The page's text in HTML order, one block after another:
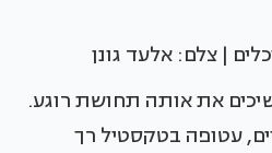
| צלם: אלעד גונן
את אותה תחושת רוגע.
עטופה בטקסטיל רך